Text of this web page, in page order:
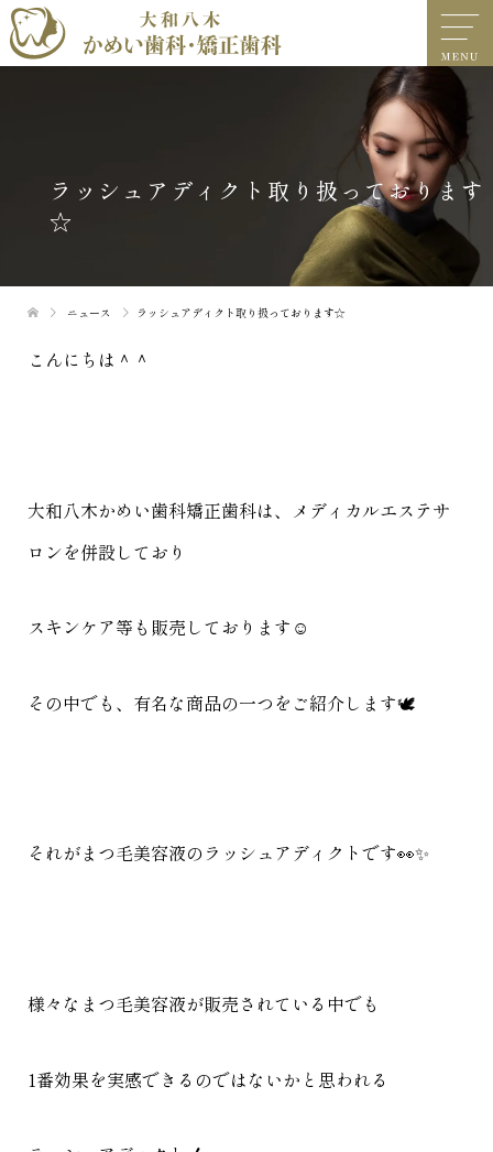
ラッシュアディクト取り扱っております
☆
ニュース ラッシュアディクト取り扱っております☆
こんにちは＾＾
大和八木かめい歯科矯正歯科は、メディカルエステサ
ロンを併設しており
スキンケア等も販売しております☺️
その中でも、有名な商品の一つをご紹介します🕊️
それがまつ毛美容液のラッシュアディクトです👀✨
様々なまつ毛美容液が販売されている中でも
1番効果を実感できるのではないかと思われる